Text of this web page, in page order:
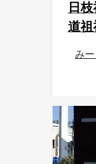
日
道祖
み